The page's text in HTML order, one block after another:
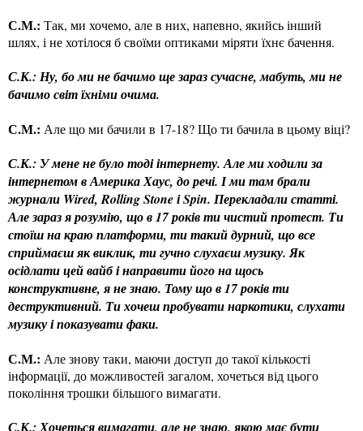
С.М.: Так, ми хочемо, але в них, напевно, якийсь інший
шлях, і не хотілося б своїми оптиками міряти їхнє бачення.
С.К.: Ну, бо ми не бачимо ще зараз сучасне, мабуть, ми не
бачимо світ їхніми очима.
С.М.: Але що ми бачили в 17-18? Що ти бачила в цьому віці?
С.К.: У мене не було тоді інтернету. Але ми ходили за
інтернетом в Америка Хаус, до речі. І ми там брали
журнали Wired, Rolling Stone і Spin. Перекладали статті.
Але зараз я розумію, що в 17 років ти чистий протест. Ти
стоїш на краю платформи, ти такий дурний, що все
сприймаєш як виклик, ти гучно слухаєш музику. Як
осідлати цей вайб і направити його на щось
конструктивне, я не знаю. Тому що в 17 років ти
деструктивний. Ти хочеш пробувати наркотики, слухати
музику і показувати факи.
С.М.: Але знову таки, маючи доступ до такої кількості
інформації, до можливостей загалом, хочеться від цього
покоління трошки більшого вимагати.
С.К.: Хочеться вимагати, але не знаю, якою має бути